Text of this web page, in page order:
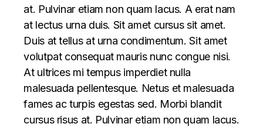
at. Pulvinar etiam non quam lacus. A erat nam
at lectus urna duis. Sit amet cursus sit amet.
Duis at tellus at urna condimentum. Sit amet
volutpat consequat mauris nunc congue nisi.
At ultrices mi tempus imperdiet nulla
malesuada pellentesque. Netus et malesuada
fames ac turpis egestas sed. Morbi blandit
cursus risus at. Pulvinar etiam non quam lacus.